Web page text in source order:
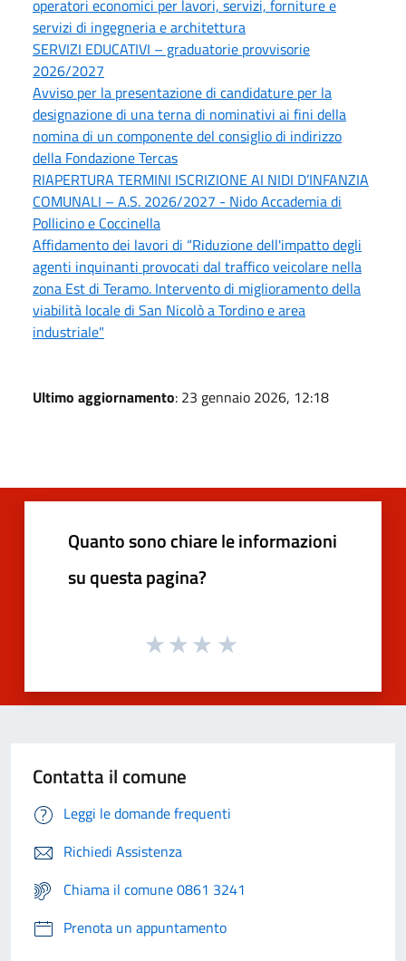
operatori economici per lavori, servizi, forniture e
servizi di ingegneria e architettura
SERVIZI EDUCATIVI – graduatorie provvisorie
2026/2027
Avviso per la presentazione di candidature per la
designazione di una terna di nominativi ai fini della
nomina di un componente del consiglio di indirizzo
della Fondazione Tercas
RIAPERTURA TERMINI ISCRIZIONE AI NIDI D’INFANZIA
COMUNALI – A.S. 2026/2027 - Nido Accademia di
Pollicino e Coccinella
Affidamento dei lavori di “Riduzione dell'impatto degli
agenti inquinanti provocati dal traffico veicolare nella
zona Est di Teramo. Intervento di miglioramento della
viabilità locale di San Nicolò a Tordino e area
industriale"
Ultimo aggiornamento: 23 gennaio 2026, 12:18
Quanto sono chiare le informazioni
su questa pagina?
Contatta il comune
Leggi le domande frequenti
Richiedi Assistenza
Chiama il comune 0861 3241
Prenota un appuntamento